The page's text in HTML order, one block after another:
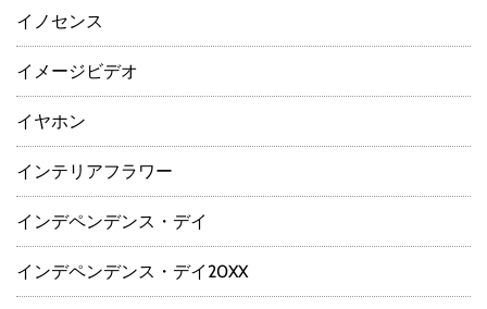
イノセンス
イメージビデオ
イヤホン
インテリアフラワー
インデペンデンス・デイ
インデペンデンス・デイ20XX